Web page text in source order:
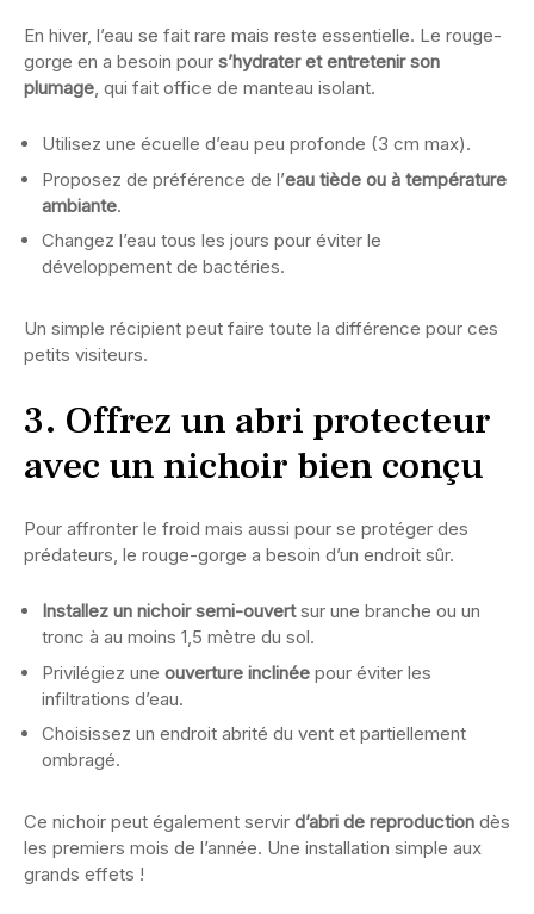
En hiver, l’eau se fait rare mais reste essentielle. Le rouge-
gorge en a besoin pour s’hydrater et entretenir son
plumage, qui fait office de manteau isolant.
Utilisez une écuelle d’eau peu profonde (3 cm max).
Proposez de préférence de l’eau tiède ou à température
ambiante.
Changez l’eau tous les jours pour éviter le
développement de bactéries.
Un simple récipient peut faire toute la différence pour ces
petits visiteurs.
3. Offrez un abri protecteur
avec un nichoir bien conçu
Pour affronter le froid mais aussi pour se protéger des
prédateurs, le rouge-gorge a besoin d’un endroit sûr.
Installez un nichoir semi-ouvertsur une branche ou un
tronc à au moins 1,5 mètre du sol.
Privilégiez une ouverture inclinée pour éviter les
infiltrations d’eau.
Choisissez un endroit abrité du vent et partiellement
ombragé.
Ce nichoir peut également servir d’abri de reproduction dès
les premiers mois de l’année. Une installation simple aux
grands effets !